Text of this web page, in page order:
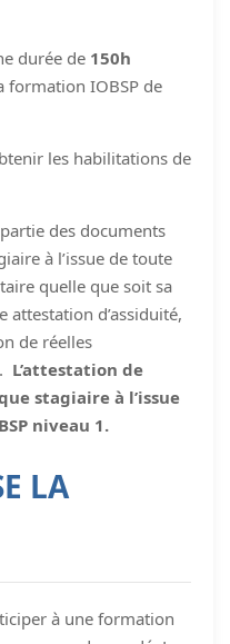
durée de 150h
IOBSP de
les habilitations de
des documents
à l’issue de toute
quelle que soit sa
attestation d’assiduité,
de réelles
L’attestation de
stagiaire à l’issue
niveau 1.
LA
à une formation